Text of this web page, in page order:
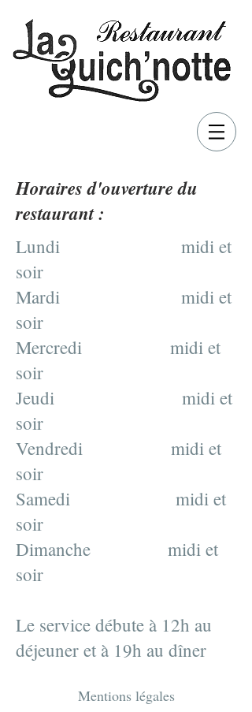
Horaires d'ouverture du
restaurant :
Lundi midi et
soir
Mardi midi et
soir
Mercredi midi et
soir
Jeudi midi et
soir
Vendredi midi et
soir
Samedi midi et
soir
Dimanche midi et
soir
Le service débute à 12h au
déjeuner et à 19h au dîner
Mentions légales